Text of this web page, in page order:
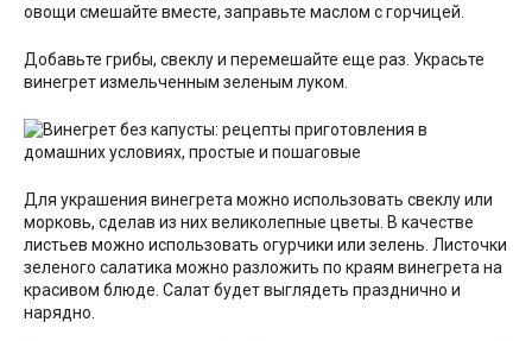
овощи смешайте вместе, заправьте маслом с горчицей.
Добавьте грибы, свеклу и перемешайте еще раз. Украсьте
винегрет измельченным зеленым луком.
Для украшения винегрета можно использовать свеклу или
морковь, сделав из них великолепные цветы. В качестве
листьев можно использовать огурчики или зелень. Листочки
зеленого салатика можно разложить по краям винегрета на
красивом блюде. Салат будет выглядеть празднично и
нарядно.